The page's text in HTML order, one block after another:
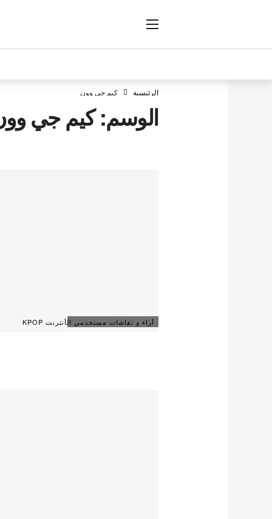
الرئيسية كيم جي وون
الوسم:كيم جي
آراء و نقاشات مستخدمي الأنترنت KPOP